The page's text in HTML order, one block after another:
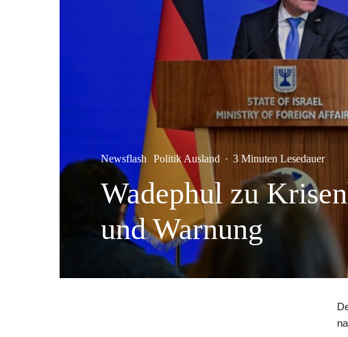
Newsflash Politik Ausland · 3 Minuten Lesedauer
Wadephul zu
und Warnung